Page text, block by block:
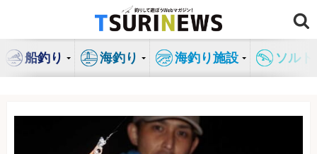
ン
船釣り 海釣り 海釣り施設 ソル